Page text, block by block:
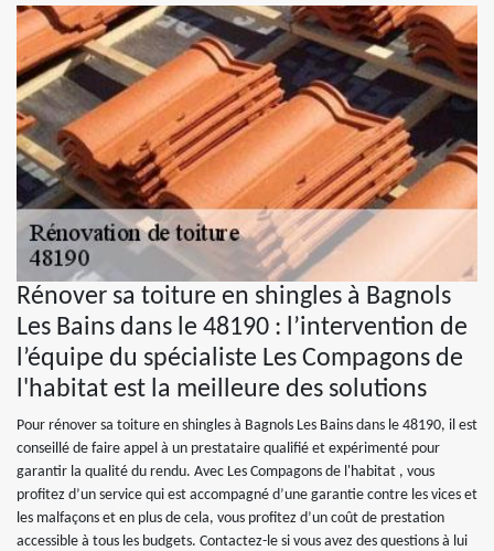
Rénover sa toiture en shingles à Bagnols
Les Bains dans le 48190 : l’intervention de
l’équipe du spécialiste Les Compagons de
l'habitat est la meilleure des solutions
Pour rénover sa toiture en shingles à Bagnols Les Bains dans le 48190, il est
conseillé de faire appel à un prestataire qualifié et expérimenté pour
garantir la qualité du rendu. Avec Les Compagons de l'habitat , vous
profitez d’un service qui est accompagné d’une garantie contre les vices et
les malfaçons et en plus de cela, vous profitez d’un coût de prestation
accessible à tous les budgets. Contactez-le si vous avez des questions à lui